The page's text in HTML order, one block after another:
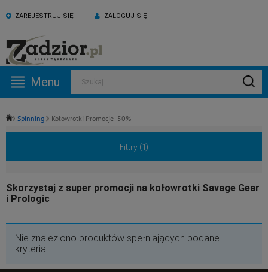
ZAREJESTRUJ SIĘ ZALOGUJ SIĘ
KONTAKT:
530 582 918
Pn -Pt: 09:00 - 17:00
ZAPRASZAMY NA NASZ
Menu Szukaj
Spinning Kołowrotki Promocje -50%
Filtry (1)
Skorzystaj z super promocji na kołowrotki Savage Gear
i Prologic
Nie znaleziono produktów spełniających podane
kryteria.